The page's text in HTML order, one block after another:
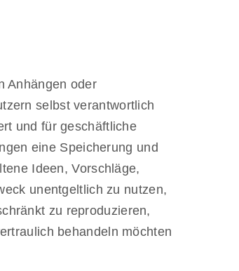
Anhängen oder
selbst verantwortlich
und für geschäftliche
eine Speicherung und
Ideen, Vorschläge,
unentgeltlich zu nutzen,
zu reproduzieren,
behandeln möchten